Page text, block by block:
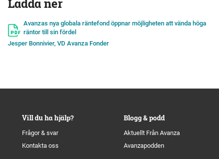
Ladda ner
Avanzas nya globala räntefond öppnar möjligheten att vända höga
räntor till sin fördel
Jesper Bonnivier, VD Avanza Fonder
Vill du ha hjälp?
Frågor & svar
Kontakta oss
Blogg & podd
Aktuellt Från Avanza
Avanzapodden